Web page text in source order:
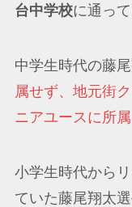
台中学校に通って
中学生時代の藤尾
属せず、地元街
ニアユースに所属
小学生時代から
ていた藤尾翔太